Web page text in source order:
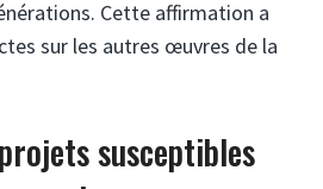
Cette affirmation a
sur les autres œuvres de la
susceptibles